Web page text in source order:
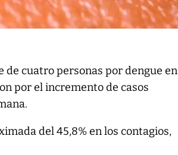
cuatro personas por dengue en
por el incremento de casos
del 45,8% en los contagios,